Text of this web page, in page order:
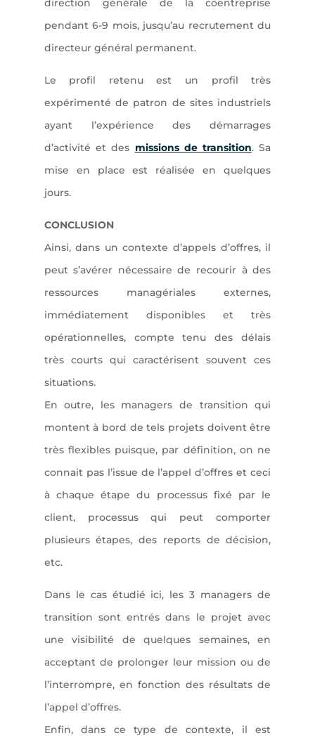
direction générale de la coentreprise
pendant 6-9 mois, jusqu’au recrutement du
directeur général permanent.
Le profil retenu est un profil très
expérimenté de patron de sites industriels
ayant l’expérience des démarrages
d’activité et des missions de transition. Sa
mise en place est réalisée en quelques
jours.
CONCLUSION
Ainsi, dans un contexte d’appels d’offres, il
peut s’avérer nécessaire de recourir à des
ressources managériales externes,
immédiatement disponibles et très
opérationnelles, compte tenu des délais
très courts qui caractérisent souvent ces
situations.
En outre, les managers de transition qui
montent à bord de tels projets doivent être
très flexibles puisque, par définition, on ne
connait pas l’issue de l’appel d’offres et ceci
à chaque étape du processus fixé par le
client, processus qui peut comporter
plusieurs étapes, des reports de décision,
etc.
Dans le cas étudié ici, les 3 managers de
transition sont entrés dans le projet avec
une visibilité de quelques semaines, en
acceptant de prolonger leur mission ou de
l’interrompre, en fonction des résultats de
l’appel d’offres.
Enfin, dans ce type de contexte, il est